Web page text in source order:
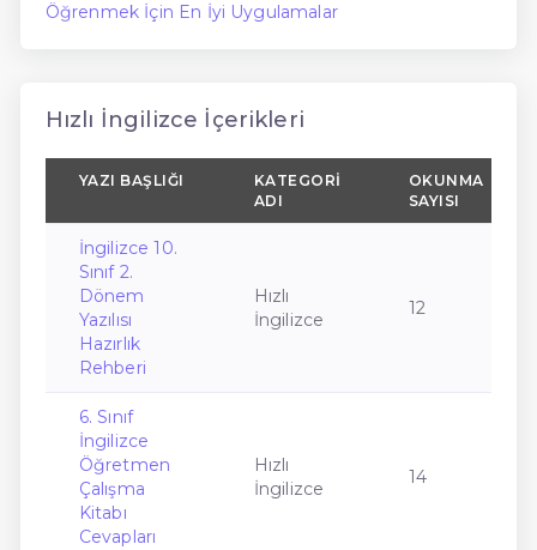
Öğrenmek İçin En İyi Uygulamalar
Hızlı İngilizce İçerikleri
YAZI BAŞLIĞI
KATEGORI
ADI
OKUNMA
SAYISI
İngilizce 10.
Sınıf 2.
Dönem
Yazılısı
Hazırlık
Rehberi
Hızlı
İngilizce
12
6. Sınıf
İngilizce
Öğretmen
Çalışma
Kitabı
Cevapları
Hızlı
İngilizce
14